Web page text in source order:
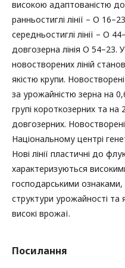
високою адаптованістю
ранньостиглі лінії – О
середньостиглі лінії – О
довгозерна лінія О 54–23.
новостворених ліній
якістю крупи.
за урожайністю зерна на
групі короткозерних та
довгозерних. Новостворені
Національному центрі
Нові лінії пластичні до
характеризуються
господарськими
структури урожайності та
високі врожаї.
Посилання